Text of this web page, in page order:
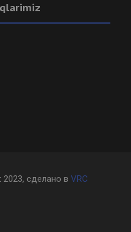
сделано в VRC